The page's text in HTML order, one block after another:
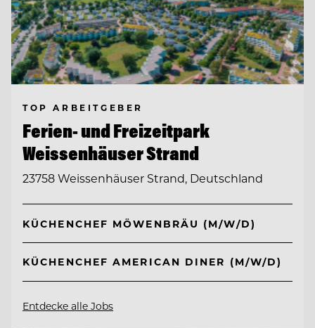
TOP ARBEITGEBER
Ferien- und Freizeitpark
Weissenhäuser Strand
23758 Weissenhäuser Strand, Deutschland
KÜCHENCHEF MÖWENBRÄU (M/W/D)
KÜCHENCHEF AMERICAN DINER (M/W/D)
Entdecke alle Jobs